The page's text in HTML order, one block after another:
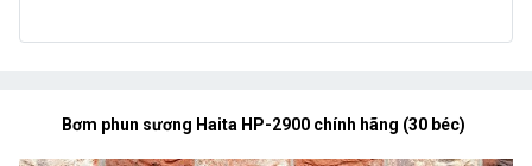
Bơm phun sương Haita HP-2900 chính hãng (30 béc)